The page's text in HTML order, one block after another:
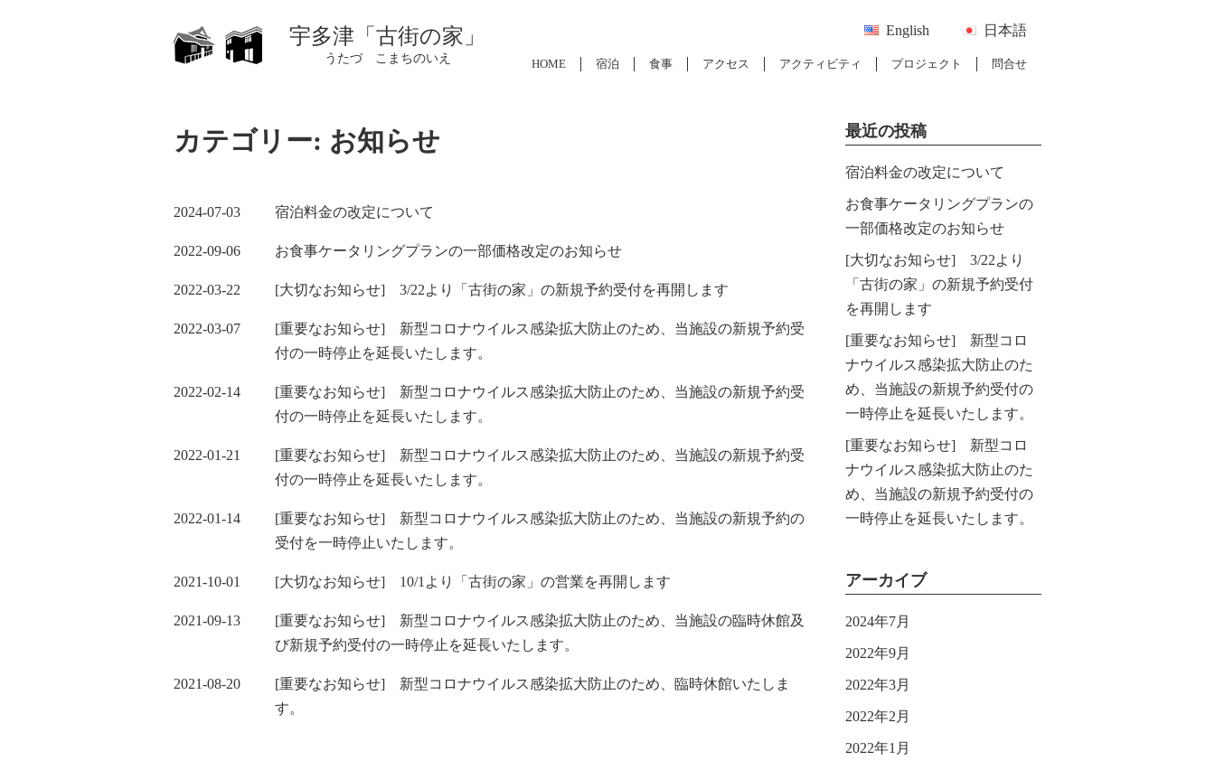
宇多津「古街の家」
うたづ こまちのいえ
English 日本語
HOME 宿泊 食事 アクセス アクティビティ プロジェクト 問合せ
カテゴリー: お知らせ
2024-07-03 宿泊料金の改定について
2022-09-06 お食事ケータリングプランの一部価格改定のお知らせ
2022-03-22 [大切なお知らせ] 3/22より「古街の家」の新規予約受付を再開します
2022-03-07
[重要なお知らせ] 新型コロナウイルス感染拡大防止のため、当施設の新規予約受
付の一時停止を延長いたします。
2022-02-14
[重要なお知らせ] 新型コロナウイルス感染拡大防止のため、当施設の新規予約受
付の一時停止を延長いたします。
2022-01-21
[重要なお知らせ] 新型コロナウイルス感染拡大防止のため、当施設の新規予約受
付の一時停止を延長いたします。
2022-01-14
[重要なお知らせ] 新型コロナウイルス感染拡大防止のため、当施設の新規予約の
受付を一時停止いたします。
2021-10-01 [大切なお知らせ] 10/1より「古街の家」の営業を再開します
2021-09-13
[重要なお知らせ] 新型コロナウイルス感染拡大防止のため、当施設の臨時休館及
び新規予約受付の一時停止を延長いたします。
2021-08-20
[重要なお知らせ] 新型コロナウイルス感染拡大防止のため、臨時休館いたしま
す。
最近の投稿
宿泊料金の改定について
お食事ケータリングプランの
一部価格改定のお知らせ
[大切なお知らせ] 3/22より
「古街の家」の新規予約受付
を再開します
[重要なお知らせ] 新型コロ
ナウイルス感染拡大防止のた
め、当施設の新規予約受付の
一時停止を延長いたします。
[重要なお知らせ] 新型コロ
ナウイルス感染拡大防止のた
め、当施設の新規予約受付の
一時停止を延長いたします。
アーカイブ
2024年7月
2022年9月
2022年3月
2022年2月
2022年1月